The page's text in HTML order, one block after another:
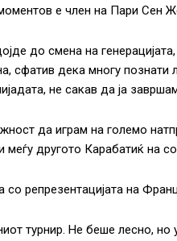
е член на Пари Сен
до смена на
сфатив дека многу
не сакав да ја
да играм на големо
меѓу другото Карабатиќ на
со репрезентацијата на
турнир. Не беше лесно, но